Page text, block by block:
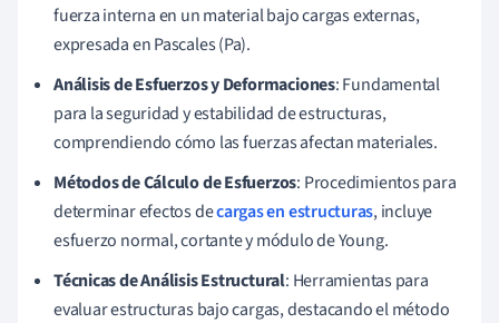
fuerza interna en un material bajo cargas externas,
expresada en Pascales (Pa).
Análisis de Esfuerzos y Deformaciones: Fundamental
para la seguridad y estabilidad de estructuras,
comprendiendo cómo las fuerzas afectan materiales.
Métodos de Cálculo de Esfuerzos: Procedimientos para
determinar efectos decargas en estructuras, incluye
esfuerzo normal, cortante y módulo de Young.
Técnicas de Análisis Estructural: Herramientas para
evaluar estructuras bajo cargas, destacando el método